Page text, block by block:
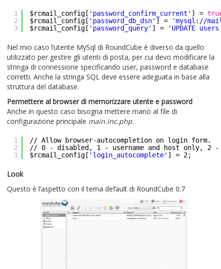
1
2
3
$rcmail_config[ 'password_confirm_current' ] =
$rcmail_config[ 'password_db_dsn' ] =
'mysql://
$rcmail_config[ 'password_query' ] = 'UPDATE
Nel mio caso l’utente MySql di RoundCube è diverso da quello
utilizzato per gestire gli utenti di posta, per cui devo modificare la
stringa di connessione specificando user, password e database
corretti. Anche la stringa SQL deve essere adeguata in base alla
struttura del database.
Permettere al browser di memorizzare utente e password
Anche in questo caso bisogna mettere mano al file di
configurazione principale main.inc.php.
1
2
3
// Allow browser-autocompletion on login form.
// 0 - disabled, 1 - username and host only, 2 -
$rcmail_config[ 'login_autocomplete' ] = 2;
Look
Questo è l’aspetto con il tema default di RoundCube 0.7